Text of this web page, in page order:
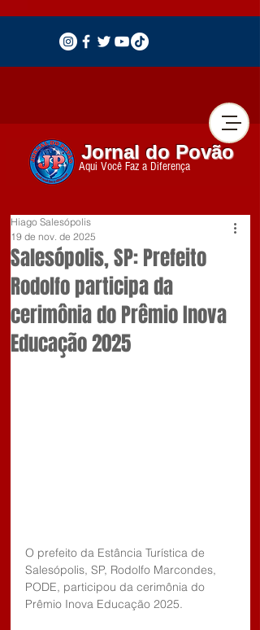
Jornal do Povão
Aqui Você Faz a Diferença
Salesópolis, SP: Prefeito
Rodolfo participa da
cerimônia do Prêmio Inova
Educação 2025
Hiago Salesópolis
19 de nov. de 2025
O prefeito da Estância Turística de
Salesópolis, SP, Rodolfo Marcondes,
PODE, participou da cerimônia do
Prêmio Inova Educação 2025.